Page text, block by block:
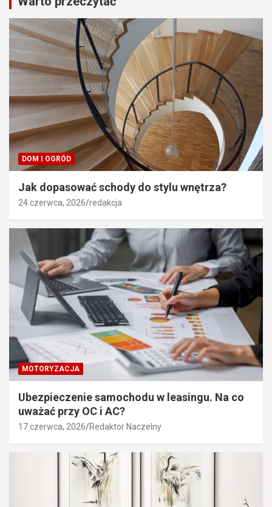
DOM I OGRÓD
Jak dopasować schody do stylu wnętrza?
24 czerwca, 2026 redakcja
MOTORYZACJA
Ubezpieczenie samochodu w leasingu. Na co
uważać przy OC i AC?
17 czerwca, 2026 Redaktor Naczelny